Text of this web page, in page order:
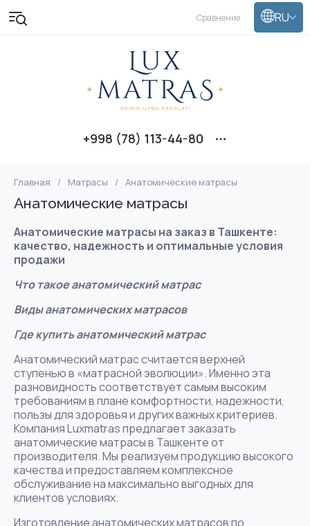
+998 (78) 113-44-80
Сравнение RU
Главная / Матрасы / Анатомические матрасы
Анатомические матрасы
Анатомические матрасы на заказ в Ташкенте:
качество, надежность и оптимальные условия
продажи
Что такое анатомический матрас
Виды анатомических матрасов
Где купить анатомический матрас
Анатомический матрас считается верхней
ступенью в «матрасной эволюции». Именно эта
разновидность соответствует самым высоким
требованиям в плане комфортности, надежности,
пользы для здоровья и других важных критериев.
Компания Luxmatras предлагает заказать
анатомические матрасы в Ташкенте от
производителя. Мы реализуем продукцию высокого
качества и предоставляем комплексное
обслуживание на максимально выгодных для
клиентов условиях.
Изготовление анатомических матрасов по